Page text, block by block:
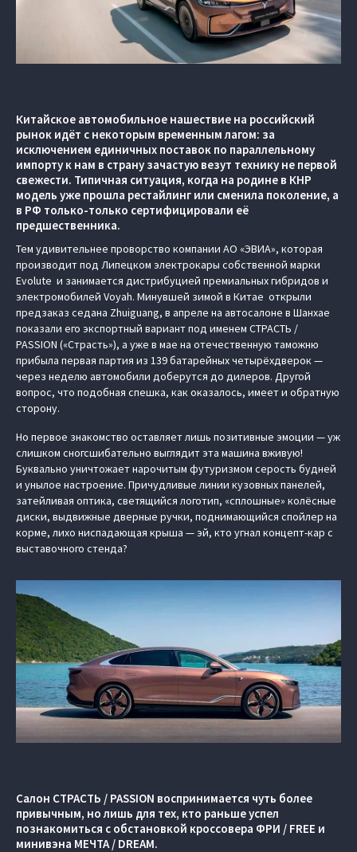
Китайское автомобильное нашествие на российский
рынок идёт с некоторым временным лагом: за
исключением единичных поставок по параллельному
импорту к нам в страну зачастую везут технику не первой
свежести. Типичная ситуация, когда на родине в КНР
модель уже прошла рестайлинг или сменила поколение, а
в РФ только-только сертифицировали её
предшественника.
Тем удивительнее проворство компании АО «ЭВИА», которая
производит под Липецком электрокары собственной марки
Evolute и занимается дистрибуцией премиальных гибридов и
электромобилей Voyah. Минувшей зимой в Китае открыли
предзаказ седана Zhuiguang, в апреле на автосалоне в Шанхае
показали его экспортный вариант под именем СТРАСТЬ /
PASSION («Страсть»), а уже в мае на отечественную таможню
прибыла первая партия из 139 батарейных четырёхдверок —
через неделю автомобили доберутся до дилеров. Другой
вопрос, что подобная спешка, как оказалось, имеет и обратную
сторону.
Но первое знакомство оставляет лишь позитивные эмоции — уж
слишком сногсшибательно выглядит эта машина вживую!
Буквально уничтожает нарочитым футуризмом серость будней
и унылое настроение. Причудливые линии кузовных панелей,
затейливая оптика, светящийся логотип, «сплошные» колёсные
диски, выдвижные дверные ручки, поднимающийся спойлер на
корме, лихо ниспадающая крыша — эй, кто угнал концепт-кар с
выставочного стенда?
Салон СТРАСТЬ / PASSION воспринимается чуть более
привычным, но лишь для тех, кто раньше успел
познакомиться с обстановкой кроссовера ФРИ / FREE и
минивэна МЕЧТА / DREAM.